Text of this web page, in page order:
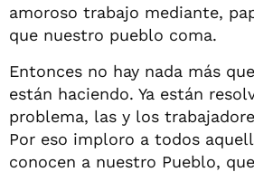
amoroso trabajo mediante,
que nuestro pueblo coma.
Entonces no hay nada más
están haciendo. Ya están
problema, las y los
Por eso imploro a todos
conocen a nuestro Pueblo,